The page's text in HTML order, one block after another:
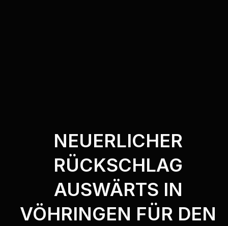
NEUERLICHER
RÜCKSCHLAG
AUSWÄRTS IN
VÖHRINGEN FÜR DEN